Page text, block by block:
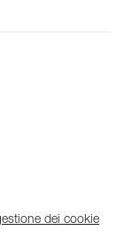
dei cookie